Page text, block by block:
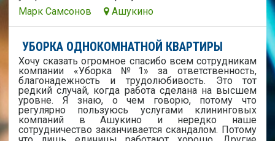
Марк Самсонов
Ашукино
УБОРКА ОДНОКОМНАТНОЙ КВАРТИРЫ
Хочу сказать огромное спасибо всем сотрудникам
компании «Уборка №1» за ответственность,
благонадежность и трудолюбивость. Это тот
редкий случай, когда работа сделана на высшем
уровне. Я знаю, о чем говорю, потому что
регулярно пользуюсь услугами клининговых
компаний в Ашукино и нередко наше
сотрудничество заканчивается скандалом. Потому